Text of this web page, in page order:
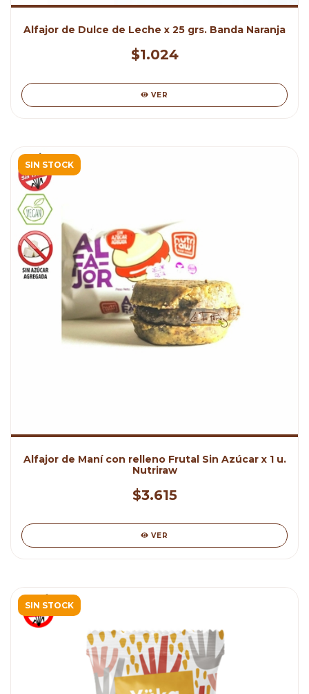
Alfajor de Dulce de Leche x 25 grs. Banda Naranja
$1.024
VER
SIN STOCK
Alfajor de Maní con relleno Frutal Sin Azúcar x 1 u.
Nutriraw
$3.615
VER
SIN STOCK